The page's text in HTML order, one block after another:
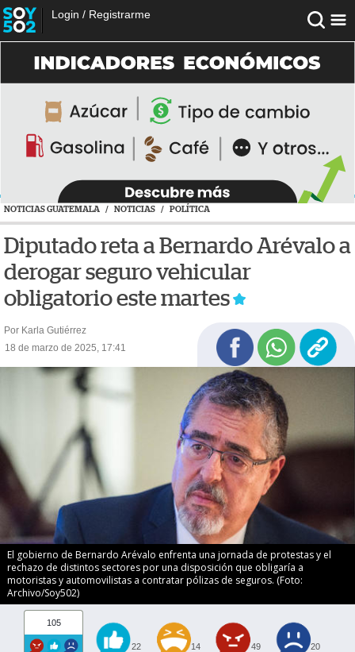
Login / Registrarme
NOTICIAS GUATEMALA / NOTICIAS / POLÍTICA
Diputado reta a Bernardo Arévalo a
derogar seguro vehicular
obligatorio este martes
Por Karla Gutiérrez
18 de marzo de 2025, 17:41
El gobierno de Bernardo Arévalo enfrenta una jornada de protestas y el
rechazo de distintos sectores por una disposición que obligaría a
motoristas y automovilistas a contratar pólizas de seguros. (Foto:
Archivo/Soy502)
105
22 14 49 20